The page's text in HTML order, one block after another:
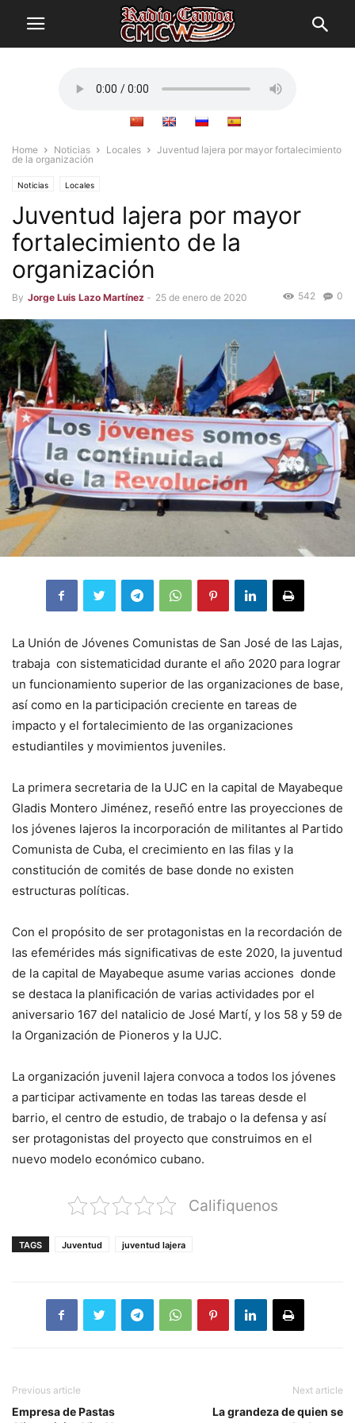
Home Noticias Locales
Juventud lajera por mayor fortalecimiento
de la organización
Noticias Locales
Juventud lajera por mayor
fortalecimiento de la
organización
By Jorge Luis Lazo Martínez - 25 de enero de 2020 0
542
La Unión de Jóvenes Comunistas de San José de las Lajas,
trabaja con sistematicidad durante el año 2020 para lograr
un funcionamiento superior de las organizaciones de base,
así como en la participación creciente en tareas de
impacto y el fortalecimiento de las organizaciones
estudiantiles y movimientos juveniles.
La primera secretaria de la UJC en la capital de Mayabeque
Gladis Montero Jiménez, reseñó entre las proyecciones de
los jóvenes lajeros la incorporación de militantes al Partido
Comunista de Cuba, el crecimiento en las filas y la
constitución de comités de base donde no existen
estructuras políticas.
Con el propósito de ser protagonistas en la recordación de
las efemérides más significativas de este 2020, la juventud
de la capital de Mayabeque asume varias acciones donde
se destaca la planificación de varias actividades por el
aniversario 167 del natalicio de José Martí, y los 58 y 59 de
la Organización de Pioneros y la UJC.
La organización juvenil lajera convoca a todos los jóvenes
a participar activamente en todas las tareas desde el
barrio, el centro de estudio, de trabajo o la defensa y así
ser protagonistas del proyecto que construimos en el
nuevo modelo económico cubano.
Califiquenos
TAGS Juventud juventud lajera
Previous article
Empresa de Pastas
Next article
La grandeza de quien se